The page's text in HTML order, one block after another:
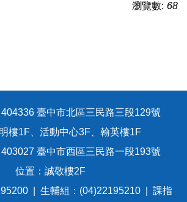
瀏覽數: 68
臺中市北區三民路三段129號
樓1F、活動中心3F、翰英樓1F
403027 臺中市西區三民路一段193號
位置：誠敬樓2F
| 生輔組：(04)22195210 | 課指